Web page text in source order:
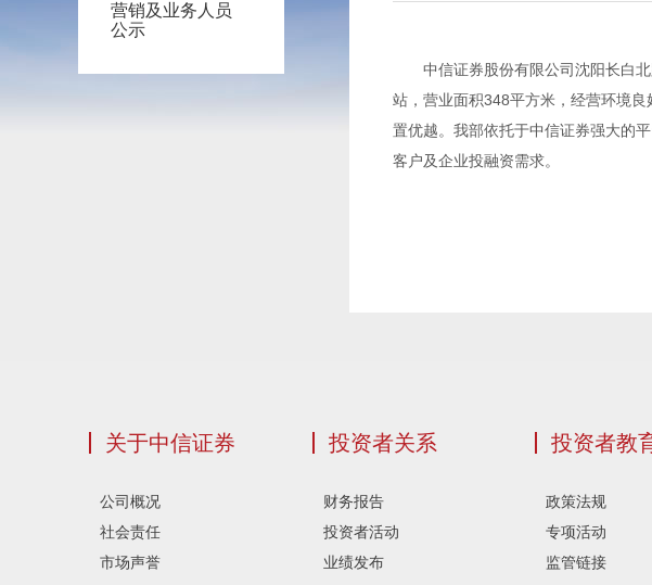
营销及业务人员
公示
中信证券股份有限公司沈阳长白北
站，营业面积348平方米，经营环境
置优越。我部依托于中信证券强大的
客户及企业投融资需求。
关于中信证券
公司概况
社会责任
市场声誉
投资者关系
财务报告
投资者活动
业绩发布
投资者教
政策法规
专项活动
监管链接